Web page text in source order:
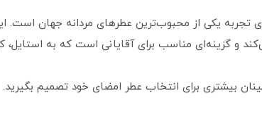
5 میلی لیتر انتخابی هوشمندانه برای تجربه یکی از محبوب‌ترین عطرهای مردانه
و گزینه‌ای مناسب برای آقایانی است که به
بیشتری برای انتخاب عطر امضای خود تصمیم بگیرید.